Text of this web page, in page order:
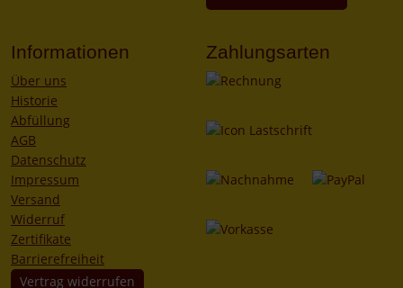
Informationen
Über uns
Historie
Abfüllung
AGB
Datenschutz
Impressum
Versand
Widerruf
Zertifikate
Barrierefreiheit
Vertrag widerrufen
Zahlungsarten